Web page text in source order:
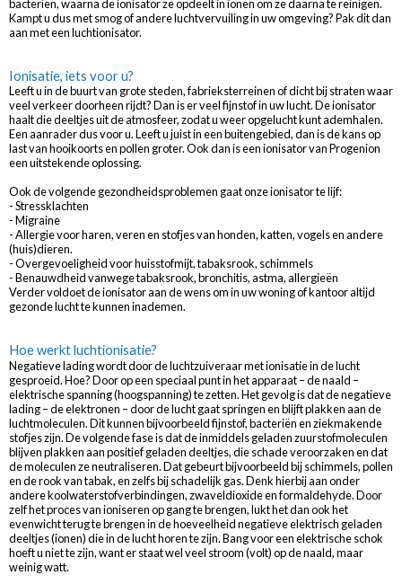
bacteriën, waarna de ionisator ze opdeelt in ionen om ze daarna te reinigen.
Kampt u dus met smog of andere luchtvervuiling in uw omgeving? Pak dit dan
aan met een luchtionisator.
Ionisatie, iets voor u?
Leeft u in de buurt van grote steden, fabrieksterreinen of dicht bij straten waar
veel verkeer doorheen rijdt? Dan is er veel fijnstof in uw lucht. De ionisator
haalt die deeltjes uit de atmosfeer, zodat u weer opgelucht kunt ademhalen.
Een aanrader dus voor u. Leeft u juist in een buitengebied, dan is de kans op
last van hooikoorts en pollen groter. Ook dan is een ionisator van Progenion
een uitstekende oplossing.
Ook de volgende gezondheidsproblemen gaat onze ionisator te lijf:
- Stressklachten
- Migraine
- Allergie voor haren, veren en stofjes van honden, katten, vogels en andere
(huis)dieren.
- Overgevoeligheid voor huisstofmijt, tabaksrook, schimmels
- Benauwdheid vanwege tabaksrook, bronchitis, astma, allergieën
Verder voldoet de ionisator aan de wens om in uw woning of kantoor altijd
gezonde lucht te kunnen inademen.
Hoe werkt luchtionisatie?
Negatieve lading wordt door de luchtzuiveraar met ionisatie in de lucht
gesproeid. Hoe? Door op een speciaal punt in het apparaat – de naald –
elektrische spanning (hoogspanning) te zetten. Het gevolg is dat de negatieve
lading – de elektronen – door de lucht gaat springen en blijft plakken aan de
luchtmoleculen. Dit kunnen bijvoorbeeld fijnstof, bacteriën en ziekmakende
stofjes zijn. De volgende fase is dat de inmiddels geladen zuurstofmoleculen
blijven plakken aan positief geladen deeltjes, die schade veroorzaken en dat
de moleculen ze neutraliseren. Dat gebeurt bijvoorbeeld bij schimmels, pollen
en de rook van tabak, en zelfs bij schadelijk gas. Denk hierbij aan onder
andere koolwaterstofverbindingen, zwaveldioxide en formaldehyde. Door
zelf het proces van ioniseren op gang te brengen, lukt het dan ook het
evenwicht terug te brengen in de hoeveelheid negatieve elektrisch geladen
deeltjes (ionen) die in de lucht horen te zijn. Bang voor een elektrische schok
hoeft u niet te zijn, want er staat wel veel stroom (volt) op de naald, maar
weinig watt.